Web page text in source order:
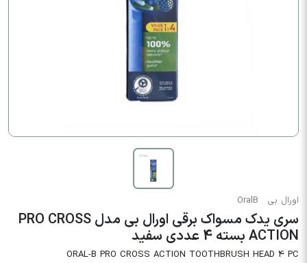
اورال بی OralB
سری یدک مسواک برقی اورال بی مدل PRO CROSS
ACTION بسته 4 عددی سفید
ORAL-B PRO CROSS ACTION TOOTHBRUSH HEAD 4 PC